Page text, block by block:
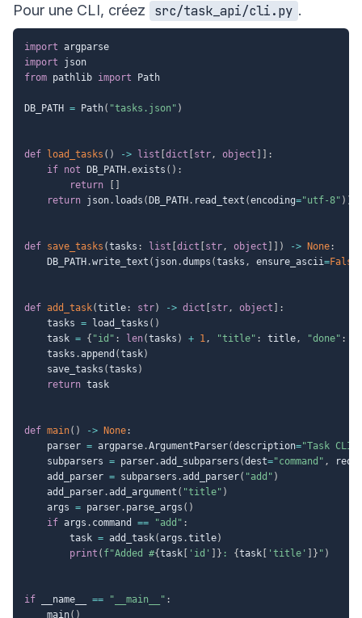
Pour une CLI, créez src/task_api/cli.py .
import
import
from pathlib import Path
DB_PATH = Path( "tasks.json" )
def load_tasks ( ) -> list dict str, object
:
if not DB_PATH .exists ( ) :
return
return json. loads ( DB_PATH . read_text (encoding="utf-8" ) )
def save_tasks (tasks : list dict str, object ) -> None:
    DB_PATH
.write_text ( json.dumps (tasks , ensure_ascii=False
def add_task(title: str) -> dict str, object
:
    tasks
= load_tasks ( )
    task
= { "id" : len(tasks ) + 1, "title" : title, "done" :
    tasks
.append (task)
    save_tasks
(tasks )
return task
def main( ) -> None:
    parser
= argparse.ArgumentParser(description="Task CLI"
    subparsers
= parser.add_subparsers (dest="command" ,
    add_parser
= subparsers .add_parser( "add" )
    add_parser
.add_argument ( "title" )
    args
= parser. parse_args ( )
if args . command == "add" :
        task
= add_task(args .title)
print ( f"Added #{task 'id' } : {task 'title' } " )
if __name__ == "__main__" :
    main
( )